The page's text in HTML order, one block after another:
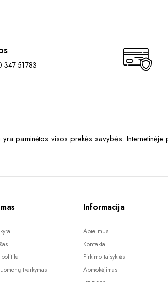
347 51783
paminėtos visos prekės savybės. Internetinėje
tvarkymas
Informacija
Apie mus
Kontaktai
Pirkimo taisyklės
Apmokėjimas